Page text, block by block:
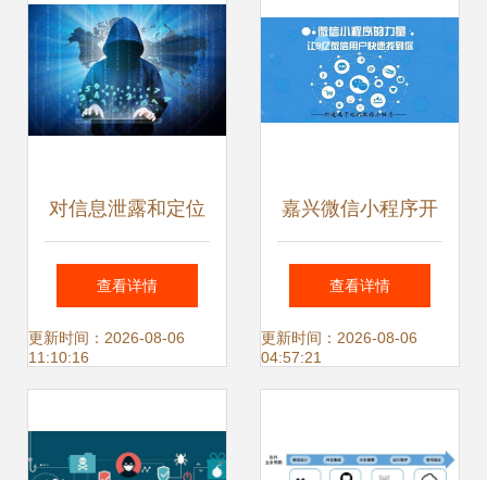
对信息泄露和定位
跟踪说‘再见’ TD
Tech F4智防手机
查看详情
更新时间：2026-08-06
11:10:16
嘉兴微信小程序开
发与APP开发的对
決 网络与信息安全
查看详情
更新时间：2026-08-06
04:57:21